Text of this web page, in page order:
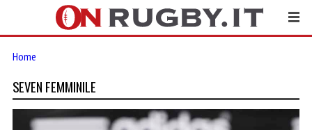
Home
SEVEN FEMMINILE